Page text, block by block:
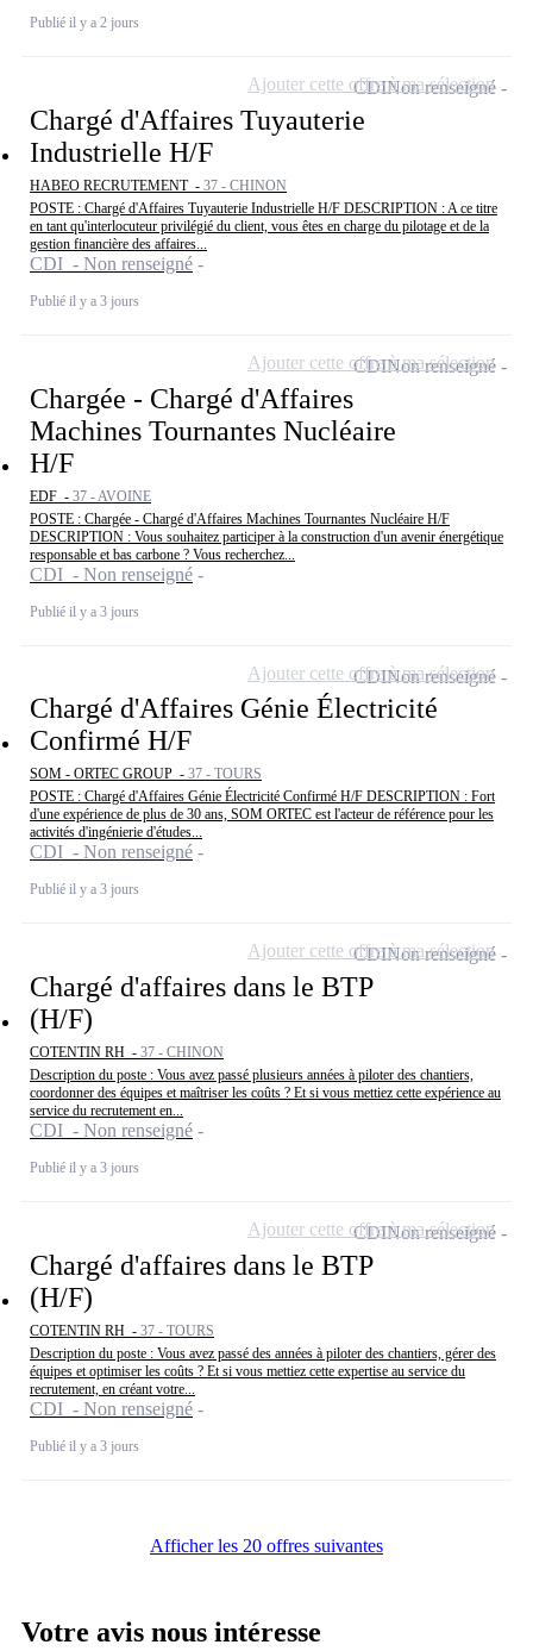
Publié il y a 2 jours
Chargé d'Affaires Tuyauterie
Industrielle H/F
HABEO RECRUTEMENT - 37 - CHINON
POSTE : Chargé d'Affaires Tuyauterie Industrielle H/F DESCRIPTION : A ce titre
en tant qu'interlocuteur privilégié du client, vous êtes en charge du pilotage et de la
gestion financière des affaires...
CDI - Non renseigné
Publié il y a 3 jours
CDINon renseigné
Ajouter cette offre à ma sélection
Chargée - Chargé d'Affaires
Machines Tournantes Nucléaire
H/F
EDF - 37 - AVOINE
POSTE : Chargée - Chargé d'Affaires Machines Tournantes Nucléaire H/F
DESCRIPTION : Vous souhaitez participer à la construction d'un avenir énergétique
responsable et bas carbone ? Vous recherchez...
CDI - Non renseigné
Publié il y a 3 jours
CDINon renseigné
Ajouter cette offre à ma sélection
Chargé d'Affaires Génie Électricité
Confirmé H/F
SOM - ORTEC GROUP - 37 - TOURS
POSTE : Chargé d'Affaires Génie Électricité Confirmé H/F DESCRIPTION : Fort
d'une expérience de plus de 30 ans, SOM ORTEC est l'acteur de référence pour les
activités d'ingénierie d'études...
CDI - Non renseigné
Publié il y a 3 jours
CDINon renseigné
Ajouter cette offre à ma sélection
Chargé d'affaires dans le BTP
(H/F)
COTENTIN RH - 37 - CHINON
Description du poste : Vous avez passé plusieurs années à piloter des chantiers,
coordonner des équipes et maîtriser les coûts ? Et si vous mettiez cette expérience au
service du recrutement en...
CDI - Non renseigné
Publié il y a 3 jours
CDINon renseigné
Ajouter cette offre à ma sélection
Chargé d'affaires dans le BTP
(H/F)
COTENTIN RH - 37 - TOURS
Description du poste : Vous avez passé des années à piloter des chantiers, gérer des
équipes et optimiser les coûts ? Et si vous mettiez cette expertise au service du
recrutement, en créant votre...
CDI - Non renseigné
Publié il y a 3 jours
CDINon renseigné
Ajouter cette offre à ma sélection
Afficher les 20 offres suivantes
Votre avis nous intéresse